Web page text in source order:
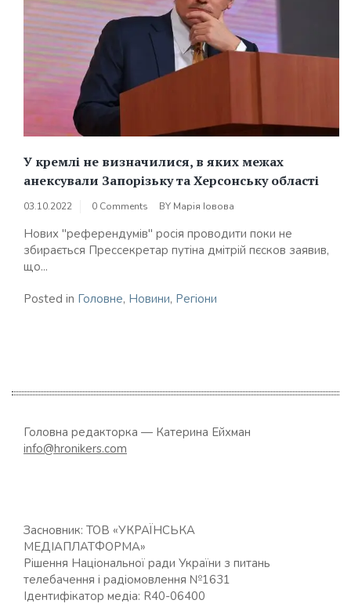
У кремлі не визначилися, в яких межах
анексували Запорізьку та Херсонську області
03.10.2022 0 Comments BY Марія Іовова
Нових "референдумів" росія проводити поки не
збирається Прессекретар путіна дмітрій пєсков заявив,
що...
Posted in Головне, Новини, Регіони
Головна редакторка — Катерина Ейхман
info@hronikers.com
Засновник: ТОВ «УКРАЇНСЬКА
МЕДІАПЛАТФОРМА»
Рішення Національної ради України з питань
телебачення і радіомовлення №1631
Ідентифікатор медіа: R40-06400